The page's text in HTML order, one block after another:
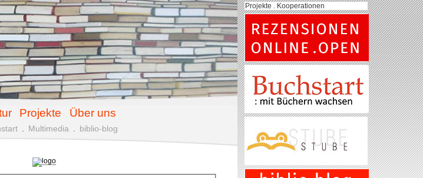
Projekte Über uns
Multimedia biblio-blog
Projekte . Kooperationen